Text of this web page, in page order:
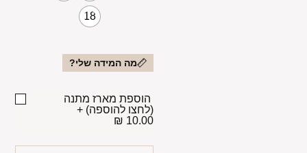
18
מה המידה שלי?
הוספת מארז מתנה
(לחצו להוספה) +
10.00 ₪